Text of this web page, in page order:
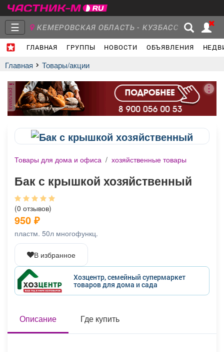
☰ КЕМЕРОВСКАЯ ОБЛАСТЬ - КУЗБАСС
ГЛАВНАЯ ГРУППЫ НОВОСТИ ОБЪЯВЛЕНИЯ
Главная
Объявления Недвижимость Услуги
Товары Поздравления Погода
Главная Товары/акции
реклама
Товары для дома и офиса / хозяйственные товары
Бак с крышкой хозяйственный
(0 отзывов)
950 ₽
пластм. 50л многофункц.
В избранное
Хозцентр, семейный супермаркет
товаров для дома и сада
Описание Где купить